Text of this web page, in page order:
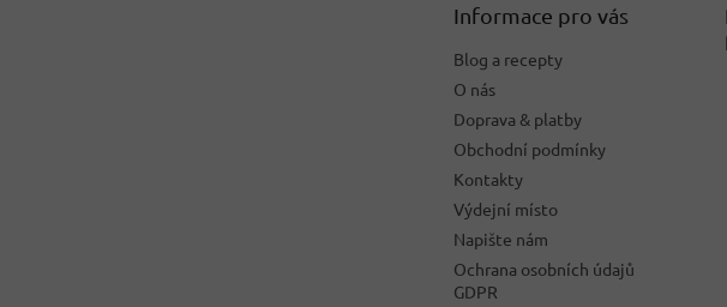
Informace pro vás
Blog a recepty
O nás
Doprava & platby
Obchodní podmínky
Kontakty
Výdejní místo
Napište nám
Ochrana osobních údajů
GDPR